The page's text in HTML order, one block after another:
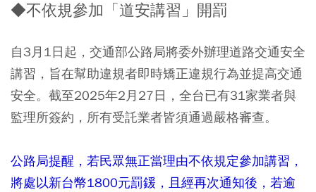
◆不依規參加「道安講習」開罰
自3月1日起，交通部公路局將委外辦理道路交通安全
講習，旨在幫助違規者即時矯正違規行為並提高交通
安全。截至2025年2月27日，全台已有31家業者與
監理所簽約，所有受託業者皆須通過嚴格審查。
公路局提醒，若民眾無正當理由不依規定參加講習，
將處以新台幣1800元罰鍰，且經再次通知後，若逾